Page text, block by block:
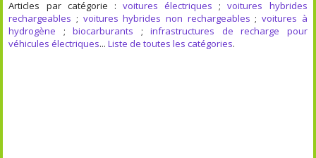
Articles par catégorie : voitures électriques ;voitures hybrides
rechargeables ; voitures hybrides non rechargeables ; voitures à
hydrogène ;biocarburants ;infrastructures de recharge pour
véhicules électriques...Liste de toutes les catégories.